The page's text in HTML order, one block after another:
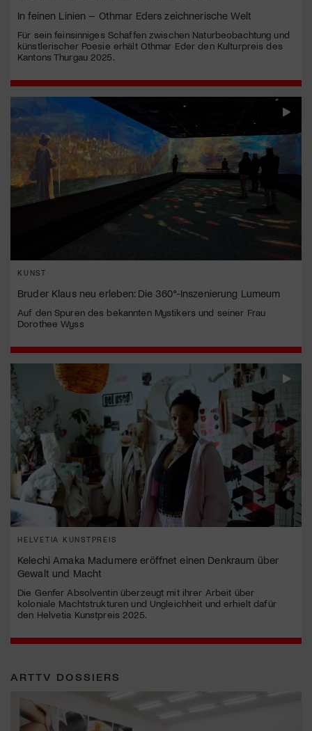
In feinen Linien – Othmar Eders zeichnerische Welt
Für sein feinsinniges Schaffen zwischen Naturbeobachtung und
künstlerischer Poesie erhält Othmar Eder den Kulturpreis des
Kantons Thurgau 2025.
KUNST
Bruder Klaus neu erleben: Die 360°-Inszenierung Lumeum
Auf den Spuren des bekannten Mystikers und seiner Frau
Dorothee Wyss
HELVETIA KUNSTPREIS
Kelechi Amaka Madumere eröffnet einen Denkraum über
Gewalt und Macht
Die Genfer Absolventin überzeugt mit ihrer Arbeit über
koloniale Machtstrukturen und Ungleichheit und erhielt dafür
den Helvetia Kunstpreis 2025.
ARTTV DOSSIERS